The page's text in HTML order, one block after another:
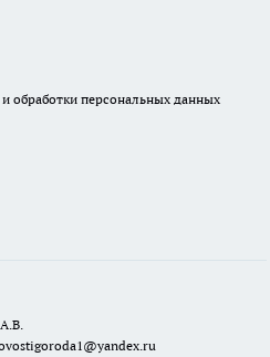
обработки персональных данных